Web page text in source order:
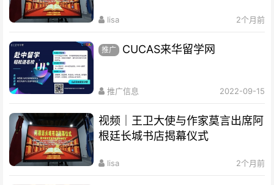
lisa 2个月前
推广 CUCAS来华留学网
推广信息 2022-09-15
视频｜王卫大使与作家莫言出席阿
根廷长城书店揭幕仪式
lisa 2个月前